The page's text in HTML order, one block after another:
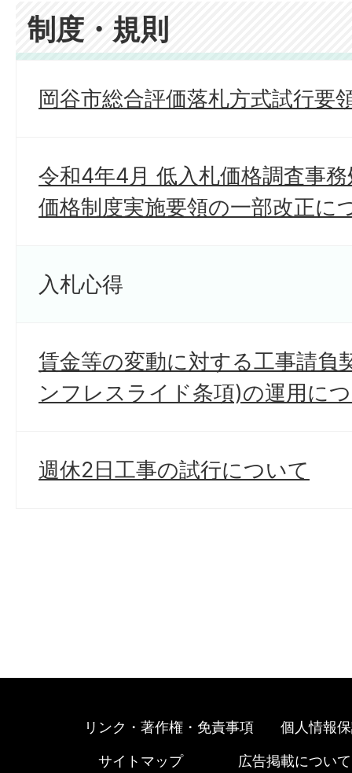
制度・規則
岡谷市総合評価落札方式試行要
令和4年4月 低入札価格調査事
価格制度実施要領の一部改正に
入札心得
賃金等の変動に対する工事請負
ンフレスライド条項)の運用に
週休2日工事の試行について
リンク・著作権・免責事項 個人情報
サイトマップ 広告掲載について